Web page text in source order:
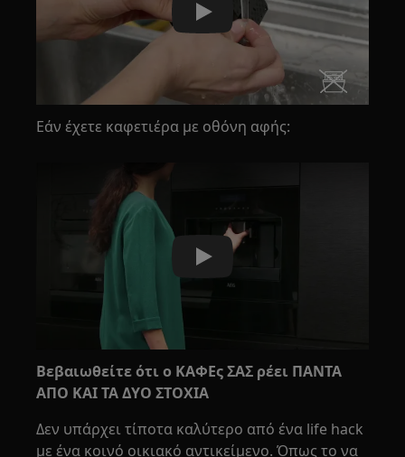
Play
Εάν έχετε καφετιέρα με οθόνη αφής:
Play
Βεβαιωθείτε ότι ο ΚΑΦΕς ΣΑΣ ρέει ΠΑΝΤΑ
ΑΠΟ ΚΑΙ ΤΑ ΔΥΟ ΣΤΟΧΙΑ
Δεν υπάρχει τίποτα καλύτερο από ένα life hack
με ένα κοινό οικιακό αντικείμενο. Όπως το να